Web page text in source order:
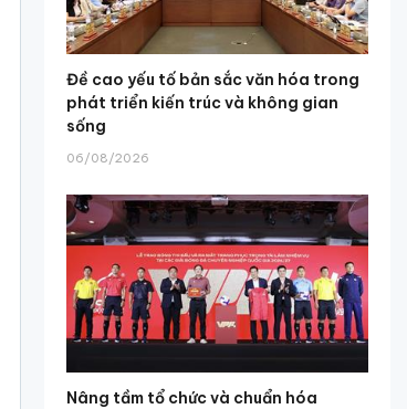
Đề cao yếu tố bản sắc văn hóa trong
phát triển kiến trúc và không gian
sống
06/08/2026
Nâng tầm tổ chức và chuẩn hóa